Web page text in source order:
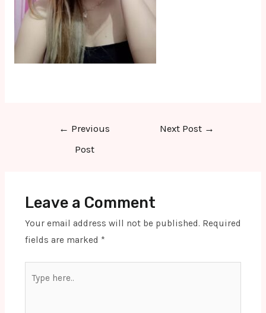
← Previous
Post
Next Post →
Leave a Comment
Your email address will not be published. Required
fields are marked *
here..